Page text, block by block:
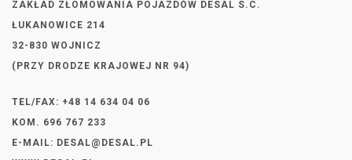
ZAKŁAD ZŁOMOWANIA POJAZDÓW DESAL S.C.
ŁUKANOWICE 214
32-830 WOJNICZ
(PRZY DRODZE KRAJOWEJ NR 94)
TEL/FAX: +48 14 634 04 06
KOM. 696 767 233
E-MAIL: DESAL@DESAL.PL